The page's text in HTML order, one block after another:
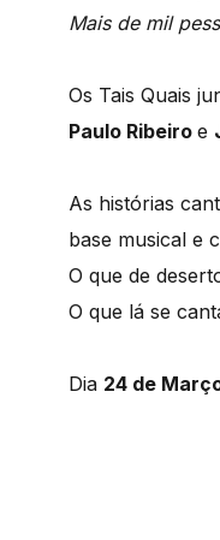
Mais de mil
Os Tais Quais
Paulo Ribeiro e
As histórias
base musical e
O que de
O que lá se
Dia 24 de